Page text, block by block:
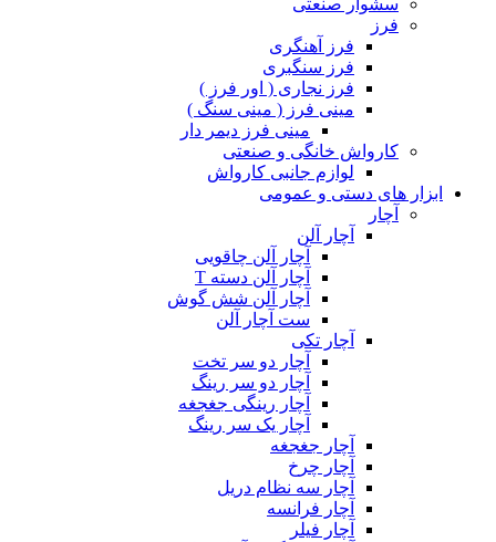
فرز
فرز آهنگری
فرز سنگبری
فرز نجاری ( اور فرز )
مینی فرز ( مینی سنگ )
مینی فرز دیمر دار
کارواش خانگی و صنعتی
لوازم جانبی کارواش
ابزار های دستی و عمومی
آچار
آچار آلن
آچار آلن چاقویی
آچار آلن دسته T
آچار آلن شش گوش
ست آچار آلن
آچار تکی
آچار دو سر تخت
آچار دو سر رینگ
آچار رینگی جغجغه
آچار یک سر رینگ
آچار جغجغه
آچار چرخ
آچار سه نظام دریل
آچار فرانسه
آچار فیلر